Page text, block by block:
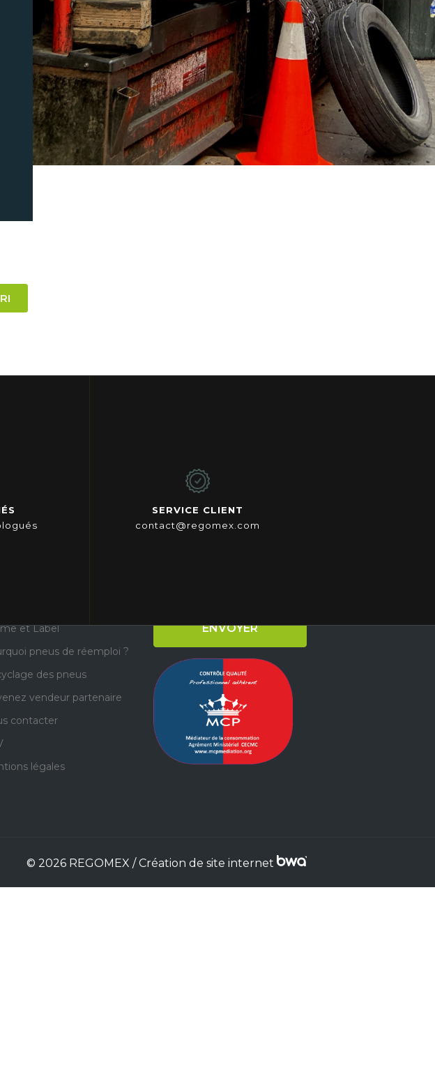
SERVICE CLIENT
contact@regomex.com
et Label
pneus de réemploi ?
des pneus
vendeur partenaire
contacter
légales
S’INSCRIRE À NOTRE
© 2026 REGOMEX / Création de site internet